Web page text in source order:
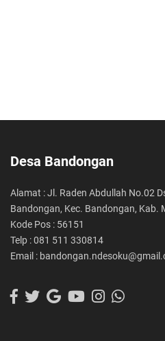
Desa Bandongan
Alamat : Jl. Raden Abdullah No.02
Bandongan, Kec. Bandongan, Kab.
Kode Pos : 56151
Telp : 081 511 330814
Email :